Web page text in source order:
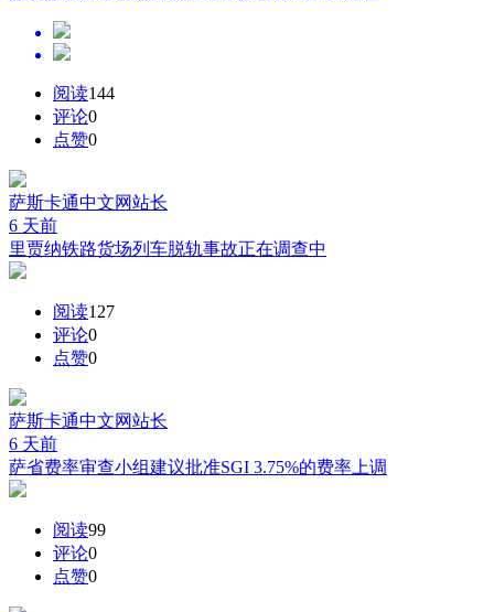
阅读144
评论0
点赞0
萨斯卡通中文网站长
6 天前
里贾纳铁路货场列车脱轨事故正在调查中
阅读127
评论0
点赞0
萨斯卡通中文网站长
6 天前
萨省费率审查小组建议批准SGI 3.75%的费率上调
阅读99
评论0
点赞0